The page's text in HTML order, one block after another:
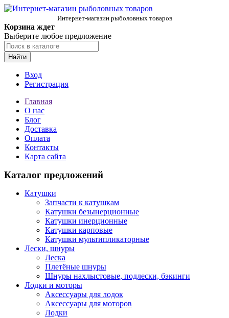
Интернет-магазин рыболовных товаров
Корзина ждет
Выберите любое предложение
Найти
Вход
Регистрация
Главная
О нас
Блог
Доставка
Оплата
Контакты
Карта сайта
Каталог предложений
Катушки
Запчасти к катушкам
Катушки безынерционные
Катушки инерционные
Катушки карповые
Катушки мультипликаторные
Лески, шнуры
Леска
Плетёные шнуры
Шнуры нахлыстовые, подлески, бэкинги
Лодки и моторы
Аксессуары для лодок
Аксессуары для моторов
Лодки